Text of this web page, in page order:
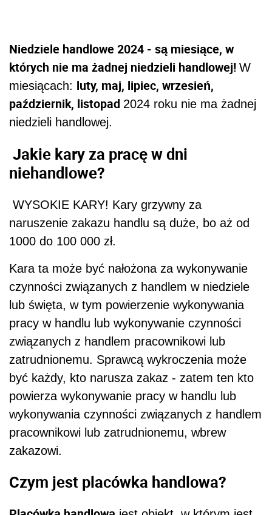
Niedziele handlowe 2024 - są miesiące, w
których nie ma żadnej niedzieli handlowej! W
miesiącach: luty, maj, lipiec, wrzesień,
październik, listopad 2024 roku nie ma żadnej
niedzieli handlowej.
Jakie kary za pracę w dni
niehandlowe?
WYSOKIE KARY! Kary grzywny za
naruszenie zakazu handlu są duże, bo aż od
1000 do 100 000 zł.
Kara ta może być nałożona za wykonywanie
czynności związanych z handlem w niedziele
lub święta, w tym powierzenie wykonywania
pracy w handlu lub wykonywanie czynności
związanych z handlem pracownikowi lub
zatrudnionemu. Sprawcą wykroczenia może
być każdy, kto narusza zakaz - zatem ten kto
powierza wykonywanie pracy w handlu lub
wykonywania czynności związanych z handlem
pracownikowi lub zatrudnionemu, wbrew
zakazowi.
Czym jest placówka handlowa?